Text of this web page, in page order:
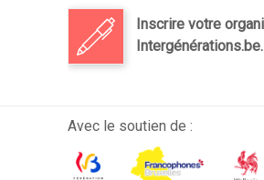
Inscrire votre
Intergénérations.be.
Avec le soutien de :